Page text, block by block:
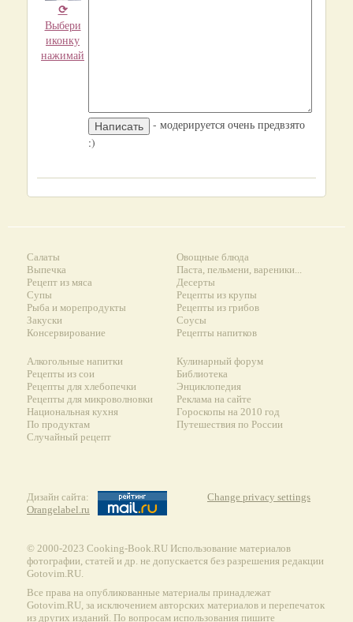
⟳
Выбери
иконку
нажимай
- модерируется очень предвзято
:)
Салаты
Выпечка
Рецепт из мяса
Супы
Рыба и морепродукты
Закуски
Консервирование
Овощные блюда
Паста, пельмени, вареники...
Десерты
Рецепты из крупы
Рецепты из грибов
Соусы
Рецепты напитков
Алкогольные напитки
Рецепты из сои
Рецепты для хлебопечки
Рецепты для микроволновки
Национальная кухня
По продуктам
Случайный рецепт
Кулинарный форум
Библиотека
Энциклопедия
Реклама на сайте
Гороскопы на 2010 год
Путешествия по России
Дизайн сайта:
Orangelabel.ru
Change privacy settings
© 2000-2023 Сooking-Book.RU Использование материалов
фотографии, статей и др. не допускается без разрешения редакции
Gotovim.RU.
Все права на опубликованные материалы принадлежат
Gotovim.RU, за исключением авторских материалов и перепечаток
из других изданий. По вопросам использования пишите